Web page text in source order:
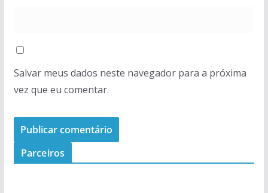
Salvar meus dados neste navegador para a próxima
vez que eu comentar.
Parceiros